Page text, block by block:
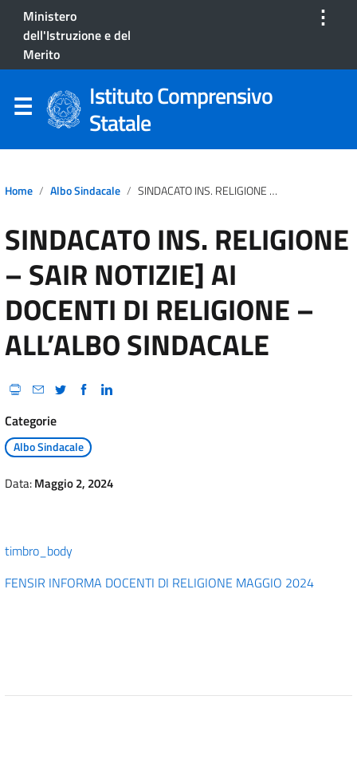
Ministero
dell'Istruzione e del
Merito
⋮
Istituto Comprensivo
Statale
Home Albo Sindacale SINDACATO INS. RELIGIONE – SAIR NOTIZIE] AI DOCENTI DI RELIGIONE – ALL’ALBO SINDACALE
SINDACATO INS. RELIGIONE
– SAIR NOTIZIE] AI
DOCENTI DI RELIGIONE –
ALL’ALBO SINDACALE
Categorie
Albo Sindacale
Data:Maggio 2, 2024
timbro_body
FENSIR INFORMA DOCENTI DI RELIGIONE MAGGIO 2024